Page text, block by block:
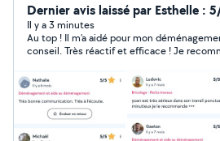
déménagement A très bientôt pour de nouvelles
aventures Yohan
Dernier avis laissé par Esthelle :
Il y a 3 minutes
Au top ! Il m’a aidé pour mon
conseil. Très réactif et efficace ! Je